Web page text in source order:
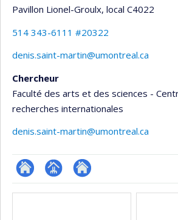
Pavillon Lionel-Groulx, local C4022
514 343-6111 #20322
denis.saint-martin@umontreal.ca
Chercheur
Faculté des arts et des sciences -
recherches internationales
denis.saint-martin@umontreal.ca
ResearchGate
Page Site
Médias